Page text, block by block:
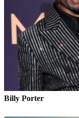
Billy Porter